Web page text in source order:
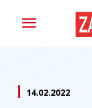
14.02.2022